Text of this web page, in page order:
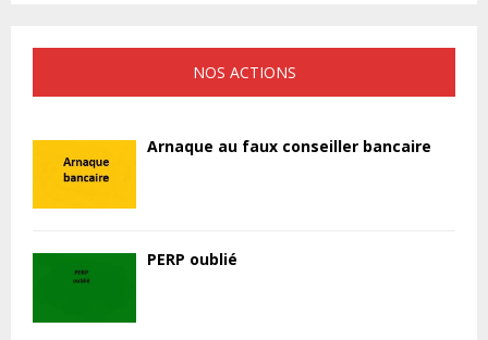
NOS ACTIONS
Arnaque au faux conseiller bancaire
PERP oublié